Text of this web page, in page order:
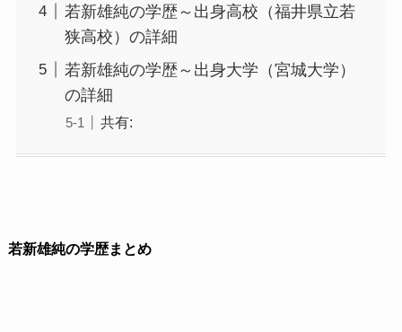
若新雄純の学歴～出身高校（福井県立若
狭高校）の詳細
若新雄純の学歴～出身大学（宮城大学）
の詳細
共有:
若新雄純の学歴まとめ